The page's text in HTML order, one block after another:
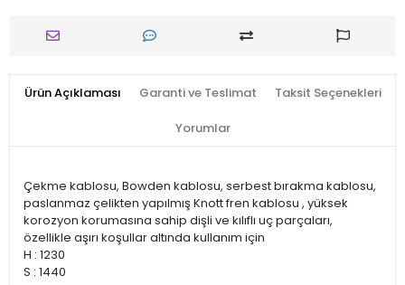
Ürün Açıklaması Garanti ve Teslimat Taksit Seçenekleri
Yorumlar
Çekme kablosu, Bowden kablosu, serbest bırakma kablosu,
paslanmaz çelikten yapılmış Knott fren kablosu , yüksek
korozyon korumasına sahip dişli ve kılıflı uç parçaları,
özellikle aşırı koşullar altında kullanım için
H : 1230
S : 1440